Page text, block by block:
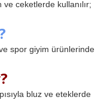
ceketlerde kullanılır;
spor giyim ürünlerinde
bluz ve eteklerde